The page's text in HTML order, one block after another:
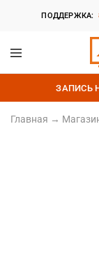
ПОДДЕРЖКА:
шин,
и
ЗАПИСЬ
Главная →